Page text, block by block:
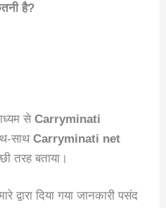
है?
सेCarryminati
साथCarryminati net
तरह बताया।
दिया गया जानकारी पसंद